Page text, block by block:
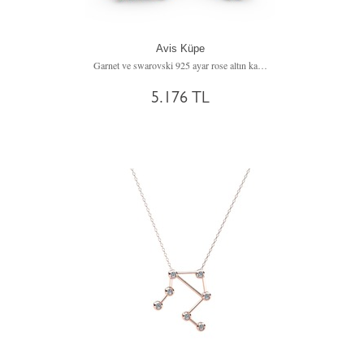
Avis Küpe
Garnet ve swarovski 925 ayar rose altın kaplama gümüş küpe
5.176 TL